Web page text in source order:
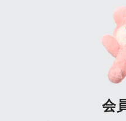
会